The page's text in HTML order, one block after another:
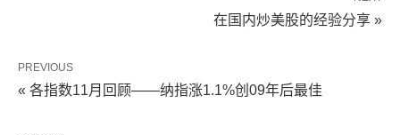
在国内炒美股的经验分享 »
PREVIOUS
« 各指数11月回顾——纳指涨1.1%创09年后最佳